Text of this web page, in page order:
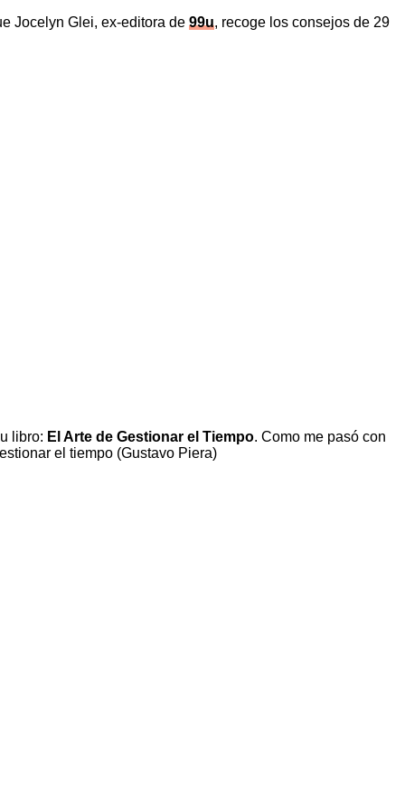
Jocelyn Glei, ex-editora de 99u, recoge los consejos de 29
libro: El Arte de Gestionar el Tiempo. Como me pasó con
el tiempo (Gustavo Piera)